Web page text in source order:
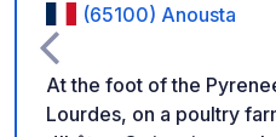
(65100) Anousta
At the foot of the
Lourdes, on a poultry